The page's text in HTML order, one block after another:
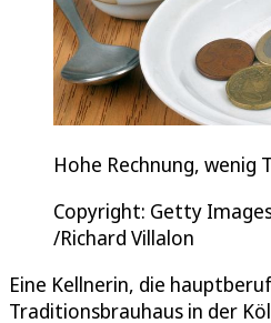
Hohe Rechnung, wenig
Copyright: Getty
/Richard Villalon
Eine Kellnerin, die
Traditionsbrauhaus in der